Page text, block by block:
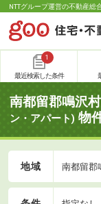
NTTグループ運営の不動産総
1
最近検索した条件
南都留郡鳴沢
ン・アパート) 物
地域 南都留郡